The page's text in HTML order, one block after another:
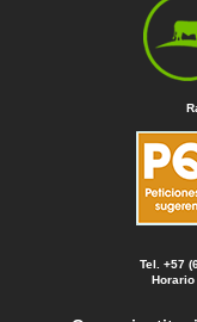
Tel. +57